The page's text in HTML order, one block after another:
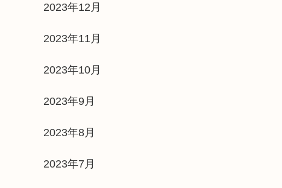
2023年12月
2023年11月
2023年10月
2023年9月
2023年8月
2023年7月